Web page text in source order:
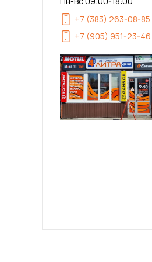
+7 (383) 263-08-85
+7 (905) 951-23-46